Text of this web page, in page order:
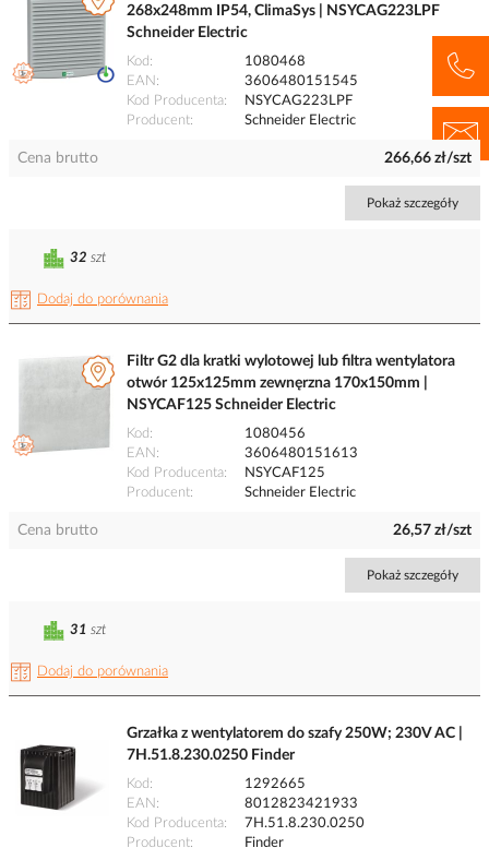
268x248mm IP54, ClimaSys | NSYCAG223LPF
Schneider Electric
Kod
1080468
EAN
3606480151545
Kod Producenta
NSYCAG223LPF
Producent
Schneider Electric
Cena brutto 266,66 zł/szt
Pokaż szczegóły
Dodaj do porównania
32 szt
Filtr G2 dla kratki wylotowej lub filtra wentylatora
otwór 125x125mm zewnęrzna 170x150mm |
NSYCAF125 Schneider Electric
Kod
1080456
EAN
3606480151613
Kod Producenta
NSYCAF125
Producent
Schneider Electric
Cena brutto 26,57 zł/szt
Pokaż szczegóły
Dodaj do porównania
31 szt
Grzałka z wentylatorem do szafy 250W; 230V AC |
7H.51.8.230.0250 Finder
Kod
1292665
EAN
8012823421933
Kod Producenta
7H.51.8.230.0250
Producent
Finder